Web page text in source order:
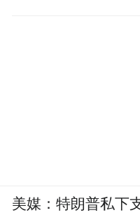
美媒：特朗普私下